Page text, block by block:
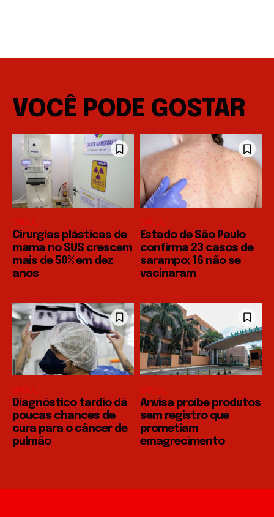
VOCÊ PODE GOSTAR
SAÚDE
Cirurgias plásticas de
mama no SUS crescem
mais de 50% em dez
anos
SAÚDE
Estado de São Paulo
confirma 23 casos de
sarampo; 16 não se
vacinaram
SAÚDE
Diagnóstico tardio dá
poucas chances de
cura para o câncer de
pulmão
SAÚDE
Anvisa proíbe produtos
sem registro que
prometiam
emagrecimento